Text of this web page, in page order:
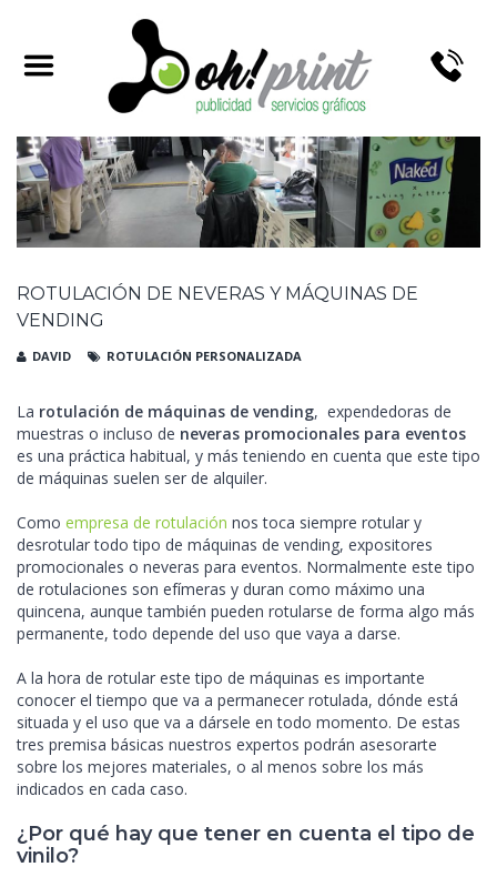
ROTULACIÓN DE NEVERAS Y MÁQUINAS DE
VENDING
DAVID ROTULACIÓN PERSONALIZADA
La rotulación de máquinas de vending, expendedoras de
muestras o incluso de neveras promocionales para eventos
es una práctica habitual, y más teniendo en cuenta que este tipo
de máquinas suelen ser de alquiler.
Como empresa de rotulación nos toca siempre rotular y
desrotular todo tipo de máquinas de vending, expositores
promocionales o neveras para eventos. Normalmente este tipo
de rotulaciones son efímeras y duran como máximo una
quincena, aunque también pueden rotularse de forma algo más
permanente, todo depende del uso que vaya a darse.
A la hora de rotular este tipo de máquinas es importante
conocer el tiempo que va a permanecer rotulada, dónde está
situada y el uso que va a dársele en todo momento. De estas
tres premisa básicas nuestros expertos podrán asesorarte
sobre los mejores materiales, o al menos sobre los más
indicados en cada caso.
¿Por qué hay que tener en cuenta el tipo de
vinilo?